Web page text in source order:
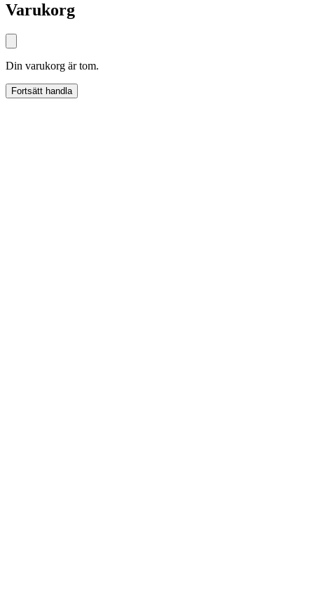
Varukorg
Din varukorg är tom.
Fortsätt handla